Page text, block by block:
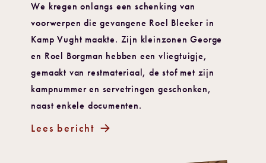
We kregen onlangs een schenking van
voorwerpen die gevangene Roel Bleeker in
Kamp Vught maakte. Zijn kleinzonen George
en Roel Borgman hebben een vliegtuigje,
gemaakt van restmateriaal, de stof met zijn
kampnummer en servetringen geschonken,
naast enkele documenten.
Lees bericht